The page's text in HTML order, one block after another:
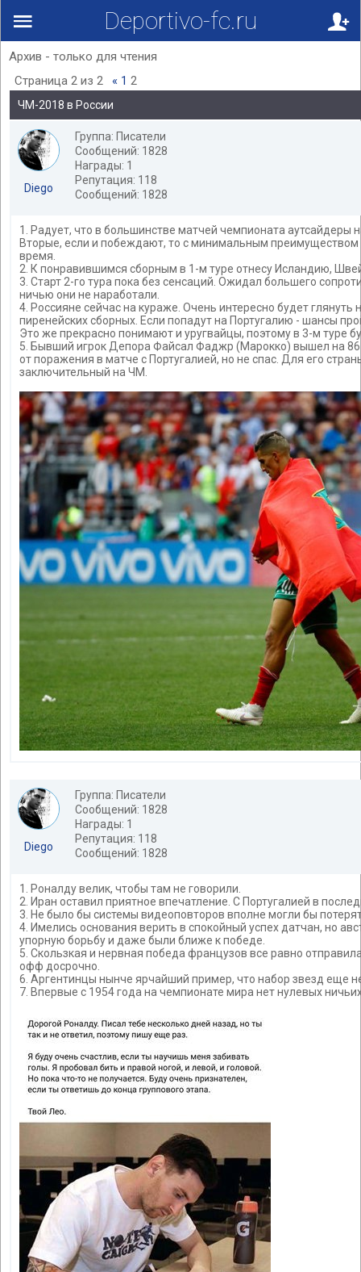
Deportivo-fc.ru
Архив - только для чтения
Страница 2 из 2 « 1 2
ЧМ-2018 в России
Diego
Группа: Писатели
Сообщений: 1828
Награды: 1
Репутация: 118
Сообщений: 1828
1. Радует, что в большинстве матчей чемпионата аутсайдеры
Вторые, если и побеждают, то с минимальным
время.
2. К понравившимся сборным в 1-м туре отнесу Исландию,
3. Старт 2-го тура пока без сенсаций. Ожидал большего
ничью они не наработали.
4. Россияне сейчас на кураже. Очень интересно будет глянуть
пиренейских сборных. Если попадут на Португалию - шансы
Это же прекрасно понимают и уругвайцы, поэтому в 3-м туре
5. Бывший игрок Депора Файсал Фаджр (Марокко) вышел на
от поражения в матче с Португалией, но не спас. Для его
заключительный на ЧМ.
Diego
Группа: Писатели
Сообщений: 1828
Награды: 1
Репутация: 118
Сообщений: 1828
1. Роналду велик, чтобы там не говорили.
2. Иран оставил приятное впечатление. С Португалией в
3. Не было бы системы видеоповторов вполне могли бы
4. Имелись основания верить в спокойный успех датчан, но
упорную борьбу и даже были ближе к победе.
5. Скользкая и нервная победа французов все равно
офф досрочно.
6. Аргентинцы нынче ярчайший пример, что набор звезд еще
7. Впервые с 1954 года на чемпионате мира нет нулевых